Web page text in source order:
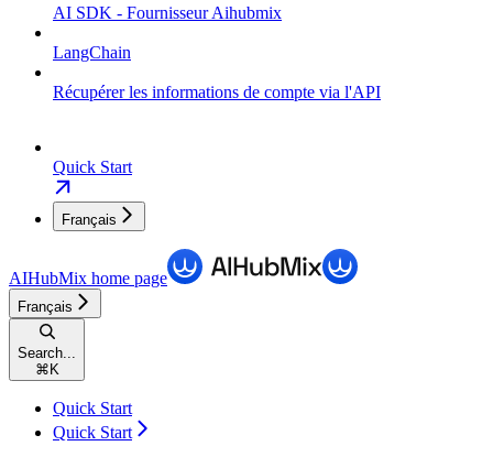
AI SDK - Fournisseur Aihubmix
LangChain
Récupérer les informations de compte via l'API
Quick Start
Français
AIHubMix home page
Français
Search...
⌘K
Quick Start
Quick Start